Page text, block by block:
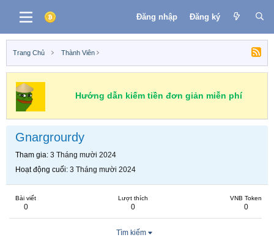
Đăng nhập Đăng ký
Trang Chủ Thành Viên
Hướng dẫn kiếm tiền đơn giản miễn phí
Gnargrourdy
Tham gia 3 Tháng mười 2024
Hoạt động cuối 3 Tháng mười 2024
Bài viết
0
Lượt thích
0
VNB Token
0
Tìm kiếm